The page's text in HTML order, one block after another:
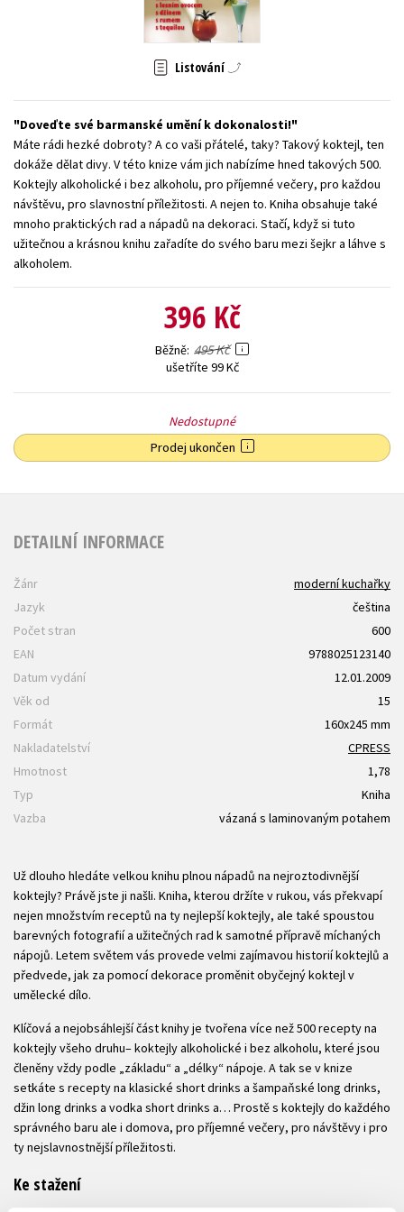
Zahraniční literatura
Všechny tituly
Listování
Doveďte své barmanské umění k dokonalosti!
Máte rádi hezké dobroty? A co vaši přátelé, taky? Takový koktejl, ten
dokáže dělat divy. V této knize vám jich nabízíme hned takových 500.
Koktejly alkoholické i bez alkoholu, pro příjemné večery, pro každou
návštěvu, pro slavnostní příležitosti. A nejen to. Kniha obsahuje také
mnoho praktických rad a nápadů na dekoraci. Stačí, když si tuto
užitečnou a krásnou knihu zařadíte do svého baru mezi šejkr a láhve s
alkoholem.
396 Kč
Běžně 495 Kč
ušetříte 99 Kč
Nedostupné
Prodej ukončen
DETAILNÍ INFORMACE
Žánr
moderní kuchařky
Jazyk
čeština
Počet stran
600
EAN
9788025123140
Datum vydání
12.01.2009
Věk od
15
Formát
160x245 mm
Nakladatelství
CPRESS
Hmotnost
1,78
Typ
Kniha
Vazba
vázaná s laminovaným potahem
Už dlouho hledáte velkou knihu plnou nápadů na nejroztodivnější
koktejly? Právě jste ji našli. Kniha, kterou držíte v rukou, vás překvapí
nejen množstvím receptů na ty nejlepší koktejly, ale také spoustou
barevných fotografií a užitečných rad k samotné přípravě míchaných
nápojů. Letem světem vás provede velmi zajímavou historií koktejlů a
předvede, jak za pomocí dekorace proměnit obyčejný koktejl v
umělecké dílo.
Klíčová a nejobsáhlejší část knihy je tvořena více než 500 recepty na
koktejly všeho druhu– koktejly alkoholické i bez alkoholu, které jsou
členěny vždy podle „základu“ a „délky“ nápoje. A tak se v knize
setkáte s recepty na klasické short drinks a šampaňské long drinks,
džin long drinks a vodka short drinks a… Prostě s koktejly do každého
správného baru ale i domova, pro příjemné večery, pro návštěvy i pro
ty nejslavnostnější příležitosti.
Ke stažení